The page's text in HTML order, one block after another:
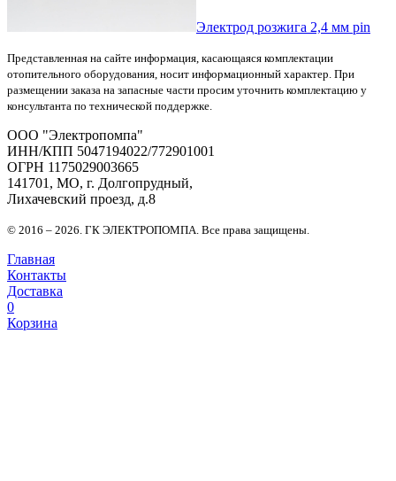
Электрод розжига 2,4 мм pin
Представленная на сайте информация, касающаяся комплектации
отопительного оборудования, носит информационный характер. При
размещении заказа на запасные части просим уточнить комплектацию у
консультанта по технической поддержке.
OOO "Электропомпа"
ИНН/КПП 5047194022/772901001
ОГРН 1175029003665
141701, МО, г. Долгопрудный,
Лихачевский проезд, д.8
© 2016 – 2026. ГК ЭЛЕКТРОПОМПА. Все права защищены.
Главная
Контакты
Доставка
0
Корзина